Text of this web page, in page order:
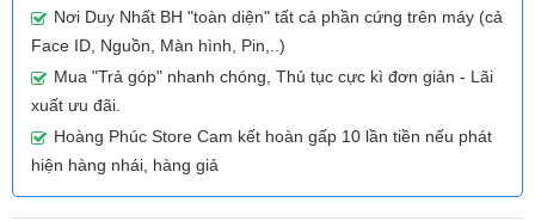
Nơi Duy Nhất BH "toàn diện" tất cả phần cứng trên máy (cả
Face ID, Nguồn, Màn hình, Pin,..)
Mua "Trả góp" nhanh chóng, Thủ tục cực kì đơn giản - Lãi
xuất ưu đãi.
Hoàng Phúc Store Cam kết hoàn gấp 10 lần tiền nếu phát
hiện hàng nhái, hàng giả